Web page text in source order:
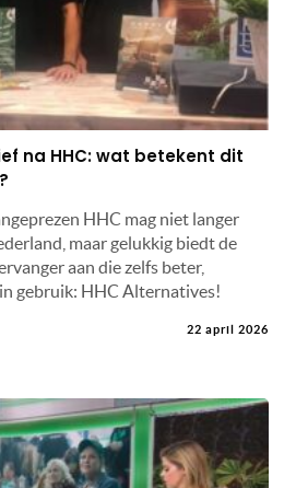
na HHC: wat betekent dit
HHC mag niet langer
maar gelukkig biedt de
aan die zelfs beter,
gebruik: HHC Alternatives!
22 april 2026